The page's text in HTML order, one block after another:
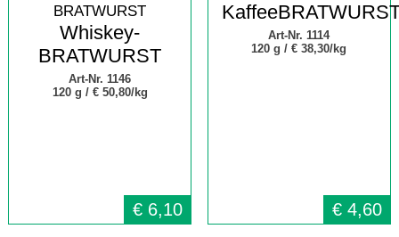
Whiskey-
BRATWURST
Art-Nr. 1146
120 g / € 50,80/kg
€ 6,10
Art-Nr. 1114
120 g /€ 38,30/kg
€ 4,60